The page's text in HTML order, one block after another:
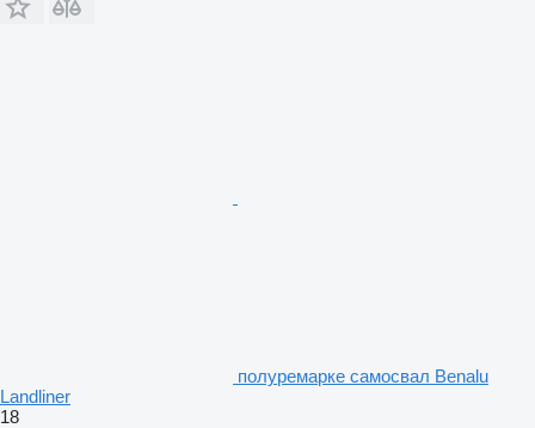
полуремарке самосвал Benalu
Landliner
18